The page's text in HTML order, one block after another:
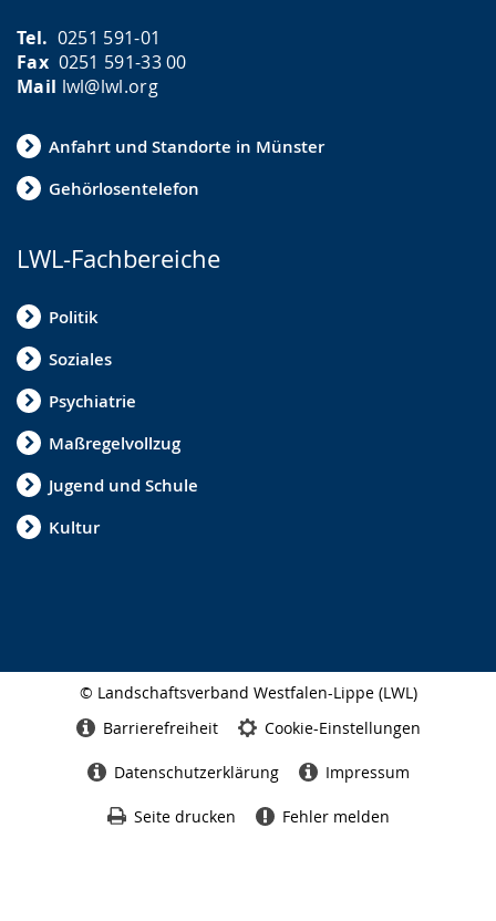
Tel. 0251 591-01
Fax 0251 591-33 00
Mail lwl@lwl.org
Anfahrt und Standorte in Münster
Gehörlosentelefon
LWL-Fachbereiche
Politik
Soziales
Psychiatrie
Maßregelvollzug
Jugend und Schule
Kultur
© Landschaftsverband Westfalen-Lippe (LWL)
Barrierefreiheit Cookie-Einstellungen
Datenschutzerklärung Impressum
Seite drucken Fehler melden